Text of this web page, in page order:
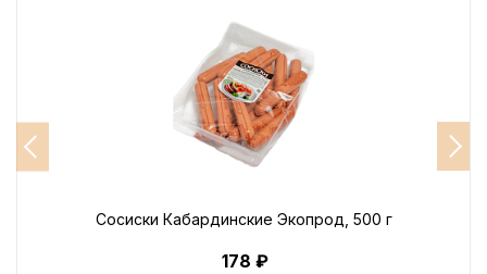
Сосиски Кабардинские Экопрод, 500 г
178